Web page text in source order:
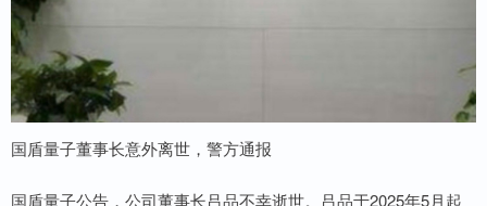
国盾量子董事长意外离世，警方通报
国盾量子公告，公司董事长吕品不幸逝世。吕品于2025年5月起